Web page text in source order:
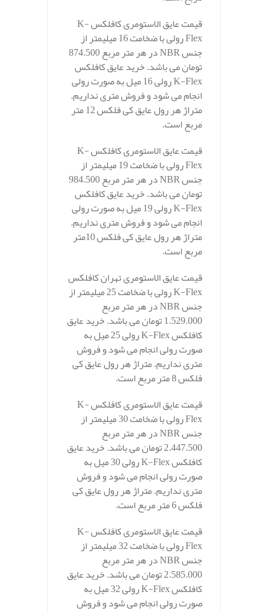
قیمت عایق الاستومری کافلکس K-
Flex رولی با ضخامت 16 میلیمتر از
جنس NBR در هر متر مربع 874.500
تومان می باشد. خرید عایق کافلکس
K-Flex رولی 16 میل به صورت رولی
انجام می شود و فروش متری نداریم.
متراژ هر رول عایق کی فلکس 12 متر
مربع است.
قیمت عایق الاستومری کافلکس K-
Flex رولی با ضخامت 19 میلیمتر از
جنس NBR در هر متر مربع 984.500
تومان می باشد. خرید عایق کافلکس
K-Flex رولی 19 میل به صورت رولی
انجام می شود و فروش متری نداریم.
متراژ هر رول عایق کی فلکس 10متر
مربع است.
قیمت عایق الاستومری تهران کافلکس
K-Flex رولی با ضخامت 25 میلیمتر از
جنس NBR در هر متر مربع
1.529.000 تومان می باشد. خرید عایق
کافلکس K-Flex رولی 25 میل به
صورت رولی انجام می شود و فروش
متری نداریم. متراژ هر رول عایق کی
فلکس 8 متر مربع است.
قیمت عایق الاستومری کافلکس K-
Flex رولی با ضخامت 30 میلیمتر از
جنس NBR در هر متر مربع
2.447.500 تومان می باشد. خرید عایق
کافلکس K-Flex رولی 30 میل به
صورت رولی انجام می شود و فروش
متری نداریم. متراژ هر رول عایق کی
فلکس 6 متر مربع است.
قیمت عایق الاستومری کافلکس K-
Flex رولی با ضخامت 32 میلیمتر از
جنس NBR در هر متر مربع
2.585.000 تومان می باشد. خرید عایق
کافلکس K-Flex رولی 32 میل به
صورت رولی انجام می شود و فروش